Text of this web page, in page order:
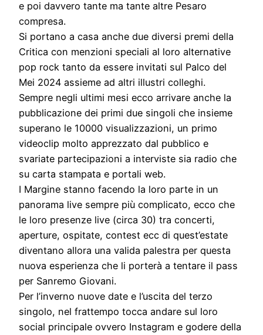
e poi davvero tante ma tante altre Pesaro
compresa.
Si portano a casa anche due diversi premi della
Critica con menzioni speciali al loro alternative
pop rock tanto da essere invitati sul Palco del
Mei 2024 assieme ad altri illustri colleghi.
Sempre negli ultimi mesi ecco arrivare anche la
pubblicazione dei primi due singoli che insieme
superano le 10000 visualizzazioni, un primo
videoclip molto apprezzato dal pubblico e
svariate partecipazioni a interviste sia radio che
su carta stampata e portali web.
I Margine stanno facendo la loro parte in un
panorama live sempre più complicato, ecco che
le loro presenze live (circa 30) tra concerti,
aperture, ospitate, contest ecc di quest’estate
diventano allora una valida palestra per questa
nuova esperienza che li porterà a tentare il pass
per Sanremo Giovani.
Per l’inverno nuove date e l’uscita del terzo
singolo, nel frattempo tocca andare sul loro
social principale ovvero Instagram e godere della